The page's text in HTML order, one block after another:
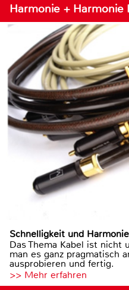
Harmonie + Harmonie
Schnelligkeit und Harmonie
Das Thema Kabel ist nicht
man es ganz pragmatisch
ausprobieren und fertig.
>> Mehr erfahren